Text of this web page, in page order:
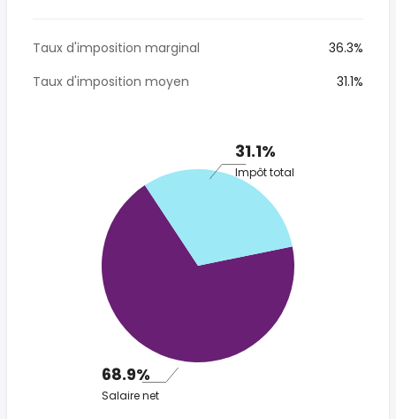
Taux d'imposition marginal
36.3%
Taux d'imposition moyen
31.1%
31.1%
Impôt total
68.9%
Salaire net